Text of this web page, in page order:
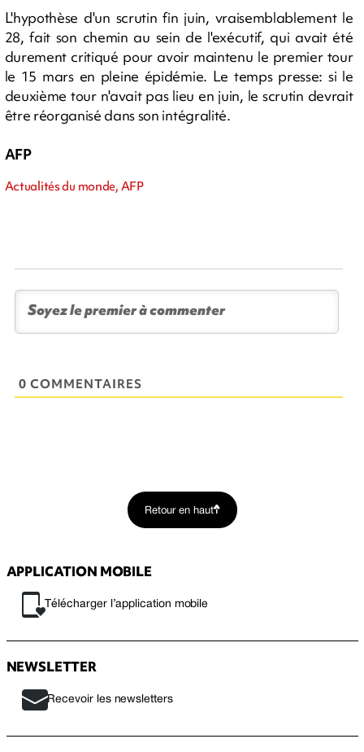
L'hypothèse d'un scrutin fin juin, vraisemblablement le
28, fait son chemin au sein de l'exécutif, qui avait été
durement critiqué pour avoir maintenu le premier tour
le 15 mars en pleine épidémie. Le temps presse: si le
deuxième tour n'avait pas lieu en juin, le scrutin devrait
être réorganisé dans son intégralité.
AFP
Actualités du monde, AFP
0 COMMENTAIRES
Retour en haut
APPLICATION MOBILE
Télécharger l’application mobile
NEWSLETTER
Recevoir les newsletters